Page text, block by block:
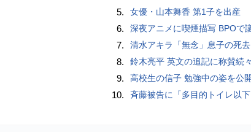
5. 女優・山本舞香 第1子を出産
6. 深夜アニメに喫煙描写 BPOで
7. 清水アキラ「無念」息子の死去
8. 鈴木亮平 英文の追記に称賛続々
9. 高校生の信子 勉強中の姿を公
10. 斉藤被告に「多目的トイレ以下